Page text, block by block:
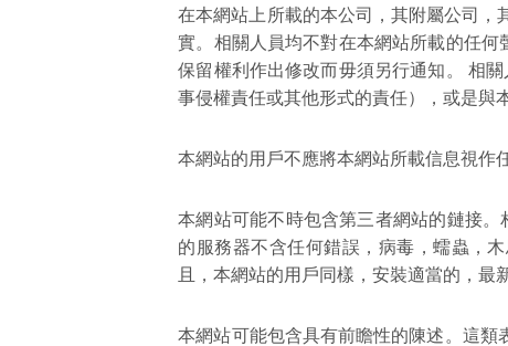
在本網站上所載的本公司，其附屬公司，
實。相關人員均不對在本網站所載的任
保留權利作出修改而毋須另行通知。 相
事侵權責任或其他形式的責任），或是與
本網站的用戶不應將本網站所載信息視作
本網站可能不時包含第三者網站的鏈接
的服務器不含任何錯誤，病毒，蠕蟲，
且，本網站的用戶同樣，安裝適當的，最
本網站可能包含具有前瞻性的陳述。這類